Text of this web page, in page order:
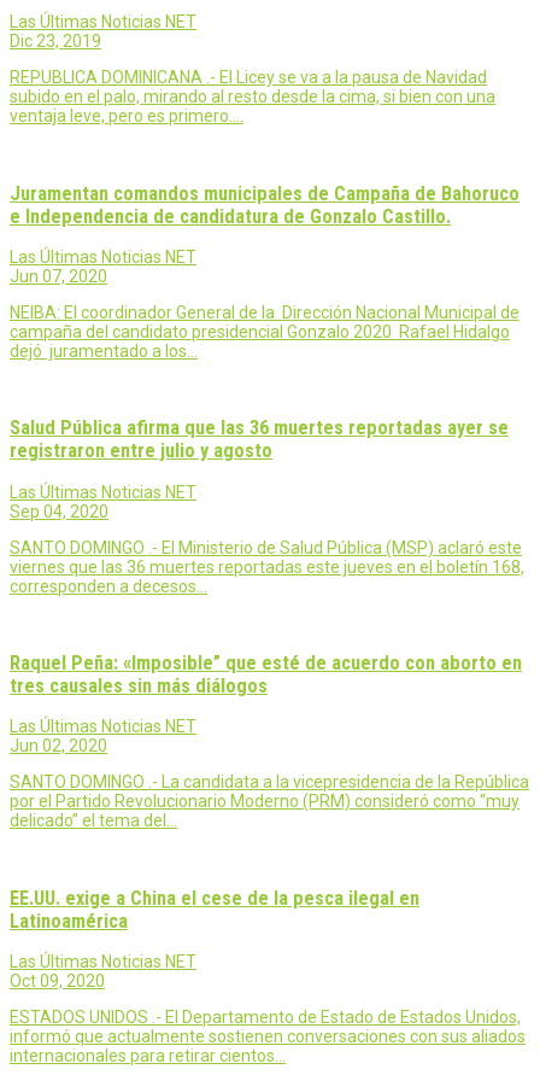
Las Últimas Noticias NET
Dic 23, 2019
REPUBLICA DOMINICANA .- El Licey se va a la pausa de Navidad
subido en el palo, mirando al resto desde la cima, si bien con una
ventaja leve, pero es primero.…
Juramentan comandos municipales de Campaña de Bahoruco
e Independencia de candidatura de Gonzalo Castillo.
Las Últimas Noticias NET
Jun 07, 2020
NEIBA: El coordinador General de la Dirección Nacional Municipal de
campaña del candidato presidencial Gonzalo 2020 Rafael Hidalgo
dejó juramentado a los…
Salud Pública afirma que las 36 muertes reportadas ayer se
registraron entre julio y agosto
Las Últimas Noticias NET
Sep 04, 2020
SANTO DOMINGO .- El Ministerio de Salud Pública (MSP) aclaró este
viernes que las 36 muertes reportadas este jueves en el boletín 168,
corresponden a decesos…
Raquel Peña: «Imposible” que esté de acuerdo con aborto en
tres causales sin más diálogos
Las Últimas Noticias NET
Jun 02, 2020
SANTO DOMINGO .- La candidata a la vicepresidencia de la República
por el Partido Revolucionario Moderno (PRM) consideró como “muy
delicado” el tema del…
EE.UU. exige a China el cese de la pesca ilegal en
Latinoamérica
Las Últimas Noticias NET
Oct 09, 2020
ESTADOS UNIDOS .- El Departamento de Estado de Estados Unidos,
informó que actualmente sostienen conversaciones con sus aliados
internacionales para retirar cientos…